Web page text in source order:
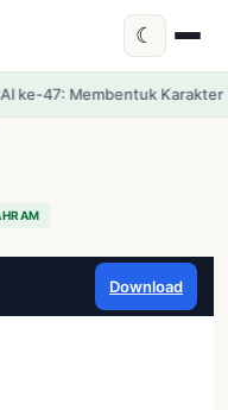
☾
Pemuda Profesional
Download